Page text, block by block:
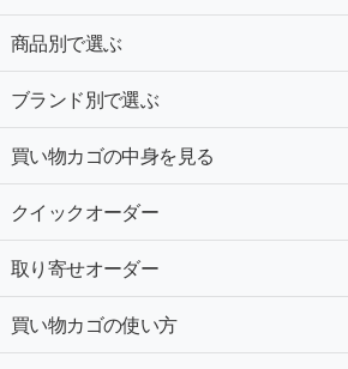
商品別で選ぶ
ブランド別で選ぶ
買い物カゴの中身を見る
クイックオーダー
取り寄せオーダー
買い物カゴの使い方